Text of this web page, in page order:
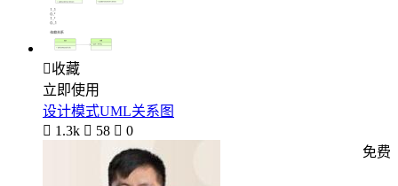
收藏
立即使用
设计模式UML关系图
 1.3k  58  0
免费